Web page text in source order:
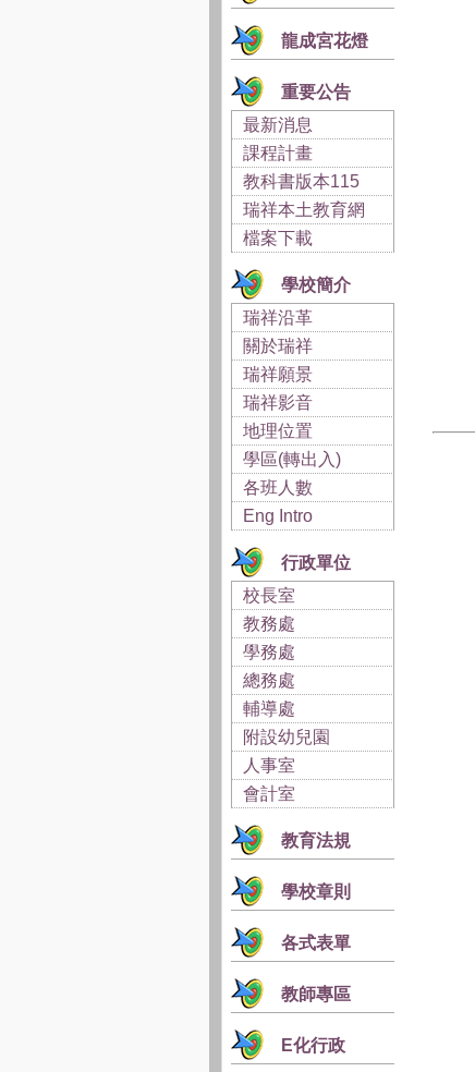
龍成宮花燈
重要公告
最新消息
課程計畫
教科書版本115
瑞祥本土教育網
檔案下載
學校簡介
瑞祥沿革
關於瑞祥
瑞祥願景
瑞祥影音
地理位置
學區(轉出入)
各班人數
Eng Intro
行政單位
校長室
教務處
學務處
總務處
輔導處
附設幼兒園
人事室
會計室
教育法規
學校章則
各式表單
教師專區
E化行政